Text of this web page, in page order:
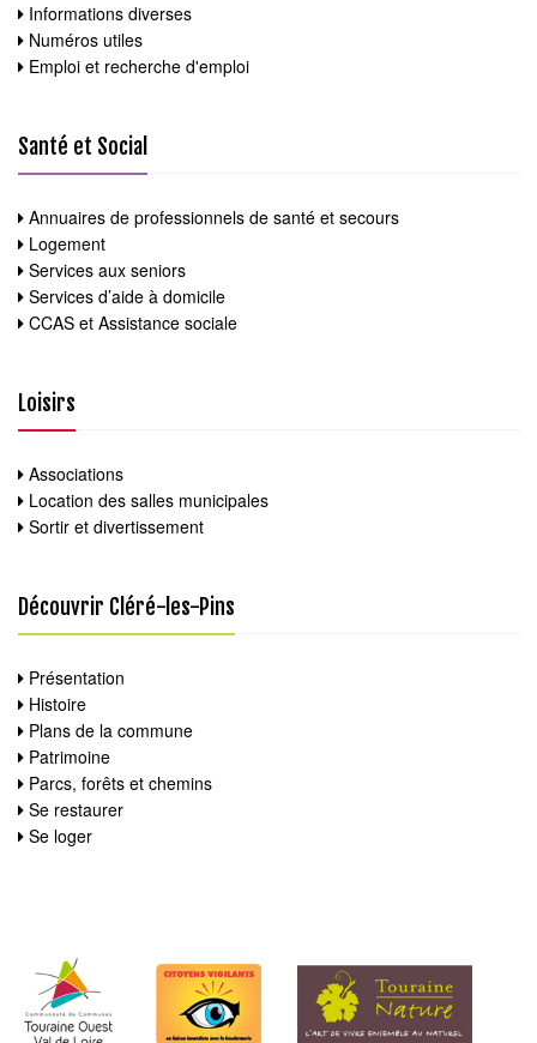
Informations diverses
Numéros utiles
Emploi et recherche d'emploi
Santé et Social
Annuaires de professionnels de santé et secours
Logement
Services aux seniors
Services d’aide à domicile
CCAS et Assistance sociale
Loisirs
Associations
Location des salles municipales
Sortir et divertissement
Découvrir Cléré-les-Pins
Présentation
Histoire
Plans de la commune
Patrimoine
Parcs, forêts et chemins
Se restaurer
Se loger